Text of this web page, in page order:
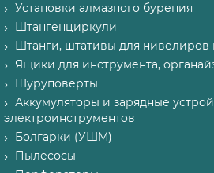
Установки алмазного бурения
Штангенциркули
Штанги, штативы для нивелиров
Ящики для инструмента,
Шуруповерты
Аккумуляторы и зарядные
электроинструментов
Болгарки (УШМ)
Пылесосы